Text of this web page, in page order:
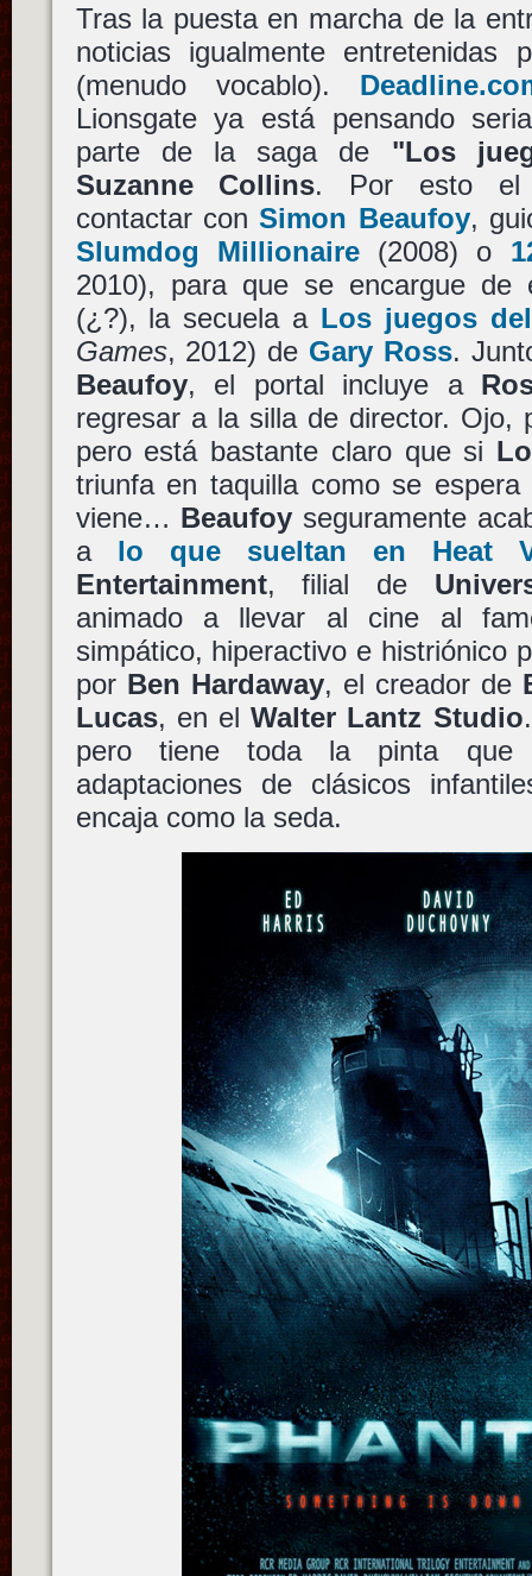
Tras la puesta en marcha de la
noticias igualmente entretenidas
(menudo vocablo).
Lionsgate ya está pensando
parte de la saga de "Los
Suzanne Collins. Por esto el
contactar conSimon Beaufoy,
Slumdog Millionaire(2008) o
2010), para que se encargue de
(¿?), la secuela a Los juegos
Games, 2012) de Gary Ross.
Beaufoy, el portal incluye a
regresar a la silla de director. Ojo,
pero está bastante claro que si
triunfa en taquilla como se
viene… Beaufoy seguramente
a lo que sueltan en Heat
Entertainment, filial de
animado a llevar al cine al
simpático, hiperactivo e histriónico
por Ben Hardaway, el creador de
Lucas, en elWalter Lantz Studio
pero tiene toda la pinta
adaptaciones de clásicos
encaja como la seda.